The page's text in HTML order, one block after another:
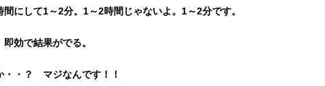
間にして1～2分。1～2時間じゃないよ。1～2分です。
即効で結果がでる。
・・？ マジなんです！！